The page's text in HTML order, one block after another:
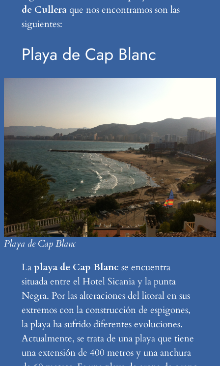
de Culleraque nos encontramos son las
siguientes:
Playa de Cap Blanc
Playa de Cap Blanc
Laplaya de Cap Blanc se encuentra
situada entre el Hotel Sicania y la punta
Negra. Por las alteraciones del litoral en sus
extremos con la construcción de espigones,
la playa ha sufrido diferentes evoluciones.
Actualmente, se trata de una playa que tiene
una extensión de 400 metros y una anchura